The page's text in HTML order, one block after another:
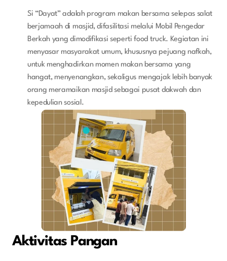
Si “Dayat” adalah program makan bersama selepas salat
berjamaah di masjid, difasilitasi melalui Mobil Pengedar
Berkah yang dimodifikasi seperti food truck. Kegiatan ini
menyasar masyarakat umum, khususnya pejuang nafkah,
untuk menghadirkan momen makan bersama yang
hangat, menyenangkan, sekaligus mengajak lebih banyak
orang meramaikan masjid sebagai pusat dakwah dan
kepedulian sosial.
Aktivitas Pangan